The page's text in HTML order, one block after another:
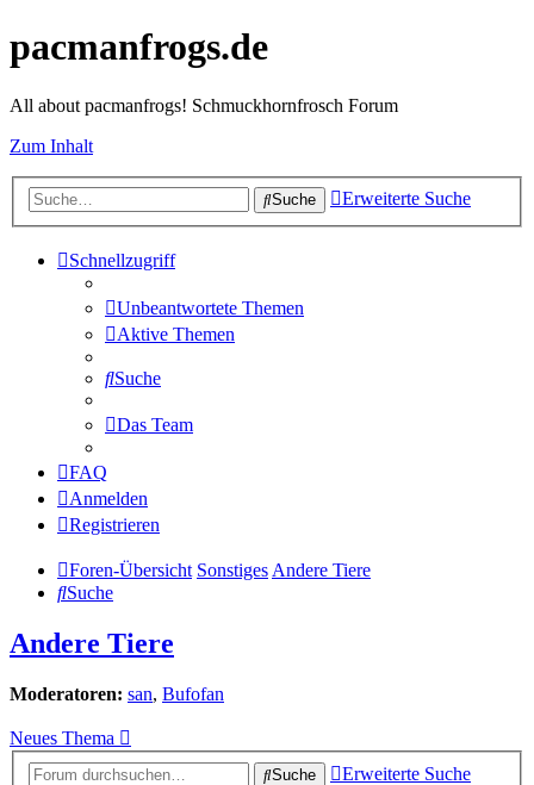
pacmanfrogs.de
All about pacmanfrogs! Schmuckhornfrosch Forum
Zum Inhalt
Suche Erweiterte Suche
Schnellzugriff
Unbeantwortete Themen
Aktive Themen
Suche
Das Team
FAQ
Anmelden
Registrieren
Foren-Übersicht SonstigesAndere Tiere
Suche
Andere Tiere
Moderatoren: san, Bufofan
Neues Thema
Suche
Erweiterte Suche